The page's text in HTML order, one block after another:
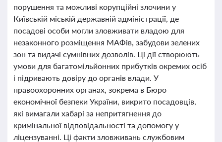
порушення та можливі корупційні злочини у
Київській міській державній адміністрації, де
посадові особи могли зловживати владою для
незаконного розміщення МАФів, забудови зелених
зон та видачі сумнівних дозволів. Ці дії створюють
умови для багатомільйонних прибутків окремих осіб
і підривають довіру до органів влади. У
правоохоронних органах, зокрема в Бюро
економічної безпеки України, викрито посадовців,
які вимагали хабарі за непритягнення до
кримінальної відповідальності та допомогу у
ліцензуванні. Ці факти зловживань службовим